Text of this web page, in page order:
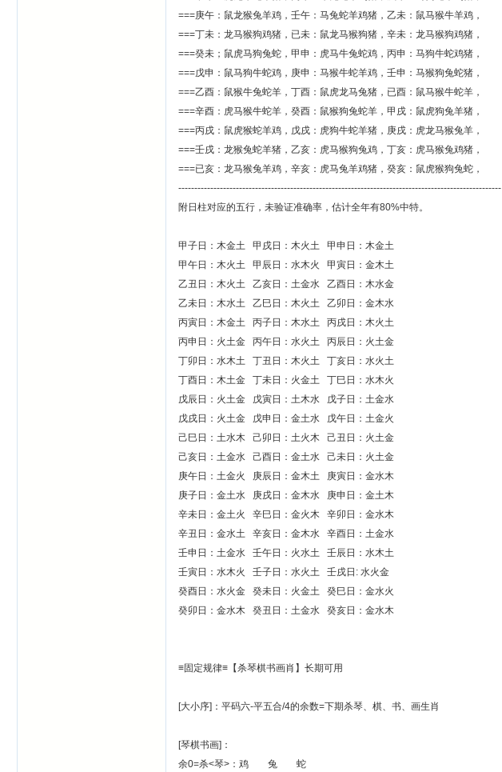
===庚午：鼠龙猴兔羊鸡，壬午：马兔蛇羊鸡猪，乙未：鼠马猴牛羊鸡，
===丁未：龙马猴狗鸡猪，已未：鼠龙马猴狗猪，辛未：龙马猴狗鸡猪，
===癸未；鼠虎马狗兔蛇，甲申：虎马牛兔蛇鸡，丙申：马狗牛蛇鸡猪，
===戊申：鼠马狗牛蛇鸡，庚申：马猴牛蛇羊鸡，壬申：马猴狗兔蛇猪，
===乙酉：鼠猴牛兔蛇羊，丁酉：鼠虎龙马兔猪，已酉：鼠马猴牛蛇羊，
===辛酉：虎马猴牛蛇羊，癸酉：鼠猴狗兔蛇羊，甲戌：鼠虎狗兔羊猪，
===丙戌：鼠虎猴蛇羊鸡，戊戌：虎狗牛蛇羊猪，庚戌：虎龙马猴兔羊，
===壬戌：龙猴兔蛇羊猪，乙亥：虎马猴狗兔鸡，丁亥：虎马猴兔鸡猪，
===已亥：龙马猴兔羊鸡，辛亥：虎马兔羊鸡猪，癸亥：鼠虎猴狗兔蛇，
-----------------------------------------------------------------------------------------------------
附日柱对应的五行，未验证准确率，估计全年有80%中特。
甲子日：木金土 甲戌日：木火土 甲申日：木金土
甲午日：木火土 甲辰日：水木火 甲寅日：金木土
乙丑日：木火土 乙亥日：土金水 乙酉日：木水金
乙未日：木水土 乙巳日：木火土 乙卯日：金木水
丙寅日：木金土 丙子日：木水土 丙戌日：木火土
丙申日：火土金 丙午日：水火土 丙辰日：火土金
丁卯日：水木土 丁丑日：木火土 丁亥日：水火土
丁酉日：木土金 丁未日：火金土 丁巳日：水木火
戊辰日：火土金 戊寅日：土木水 戊子日：土金水
戊戌日：火土金 戊申日：金土水 戊午日：土金火
己巳日：土水木 己卯日：土火木 己丑日：火土金
己亥日：土金水 己酉日：金土水 己未日：火土金
庚午日：土金火 庚辰日：金木土 庚寅日：金水木
庚子日：金土水 庚戌日：金木水 庚申日：金土木
辛未日：金土火 辛巳日：金火木 辛卯日：金水木
辛丑日：金水土 辛亥日：金木水 辛酉日：土金水
壬申日：土金水 壬午日：火水土 壬辰日：水木土
壬寅日：水木火 壬子日：水火土 壬戌日: 水火金
癸酉日：水火金 癸未日：火金土 癸巳日：金水火
癸卯日：金水木 癸丑日：土金水 癸亥日：金水木
≡固定规律≡【杀琴棋书画肖】长期可用
[大小序]：平码六-平五合/4的余数=下期杀琴、棋、书、画生肖
[琴棋书画]：
余0=杀<琴>：鸡 兔 蛇